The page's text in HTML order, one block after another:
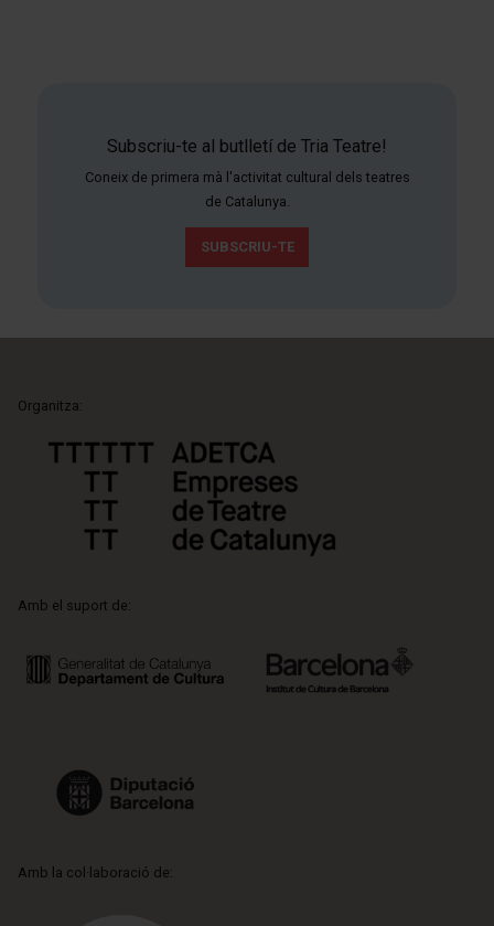
Subscriu-te al butlletí de Tria Teatre!
Coneix de primera mà l'activitat cultural dels teatres
de Catalunya.
SUBSCRIU-TE
Organitza:
Amb el suport de:
Amb la col·laboració de: